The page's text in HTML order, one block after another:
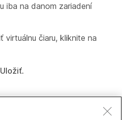
iba na danom zariadení
virtuálnu čiaru, kliknite na
Uložiť.